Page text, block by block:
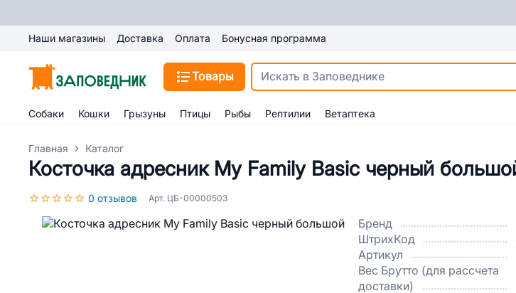
Наши магазины Доставка Оплата Бонусная программа
Товары
Собаки Кошки Грызуны Птицы Рыбы Рептилии Ветаптека
Главная Каталог
Косточка адресник My Family Basic черный
0 отзывов Арт. ЦБ-00000503
Бренд
ШтрихКод
Артикул
Вес Брутто (для рассчета
доставки)